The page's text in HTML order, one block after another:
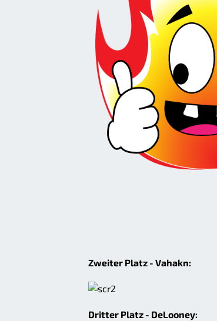
Zweiter Platz - Vahakn:
Dritter Platz - DeLooney: